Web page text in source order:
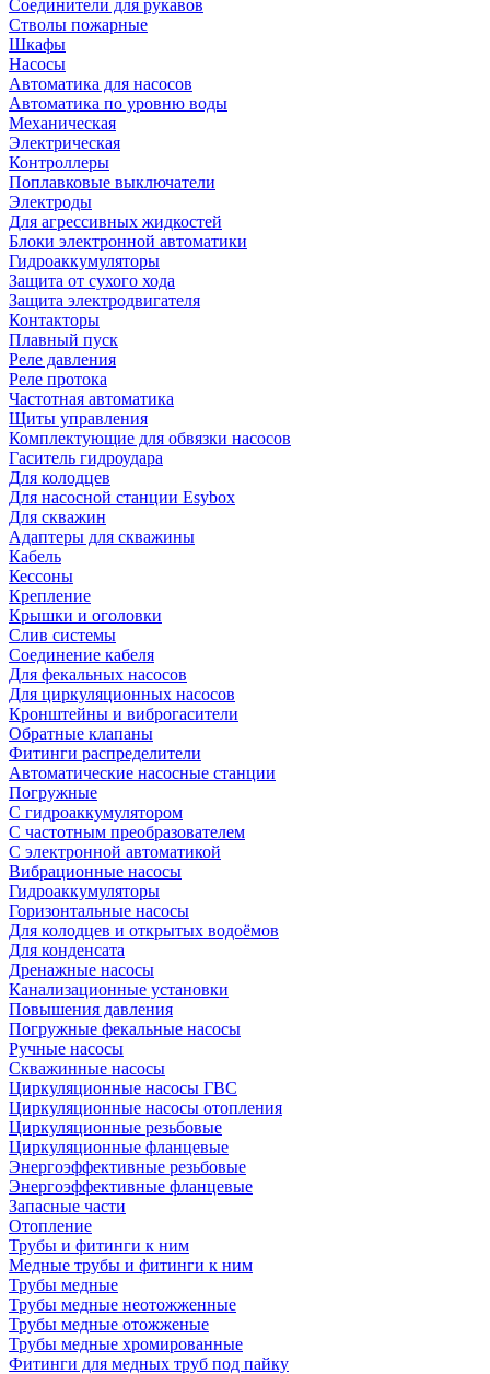
Соединители для рукавов
Стволы пожарные
Шкафы
Насосы
Автоматика для насосов
Автоматика по уровню воды
Механическая
Электрическая
Контроллеры
Поплавковые выключатели
Электроды
Для агрессивных жидкостей
Блоки электронной автоматики
Гидроаккумуляторы
Защита от сухого хода
Защита электродвигателя
Контакторы
Плавный пуск
Реле давления
Реле протока
Частотная автоматика
Щиты управления
Комплектующие для обвязки насосов
Гаситель гидроудара
Для колодцев
Для насосной станции Esybox
Для скважин
Адаптеры для скважины
Кабель
Кессоны
Крепление
Крышки и оголовки
Слив системы
Соединение кабеля
Для фекальных насосов
Для циркуляционных насосов
Кронштейны и виброгасители
Обратные клапаны
Фитинги распределители
Автоматические насосные станции
Погружные
С гидроаккумулятором
С частотным преобразователем
С электронной автоматикой
Вибрационные насосы
Гидроаккумуляторы
Горизонтальные насосы
Для колодцев и открытых водоёмов
Для конденсата
Дренажные насосы
Канализационные установки
Повышения давления
Погружные фекальные насосы
Ручные насосы
Скважинные насосы
Циркуляционные насосы ГВС
Циркуляционные насосы отопления
Циркуляционные резьбовые
Циркуляционные фланцевые
Энергоэффективные резьбовые
Энергоэффективные фланцевые
Запасные части
Отопление
Трубы и фитинги к ним
Медные трубы и фитинги к ним
Трубы медные
Трубы медные неотожженные
Трубы медные отожженые
Трубы медные хромированные
Фитинги для медных труб под пайку